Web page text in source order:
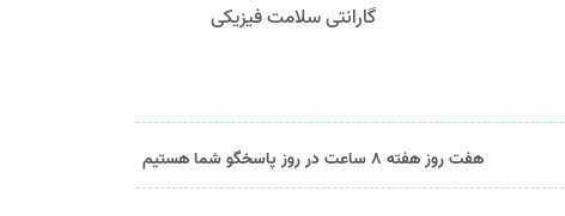
گارانتی سلامت فیزیکی
هفت روز هفته 8 ساعت در روز پاسخگو شما هستیم